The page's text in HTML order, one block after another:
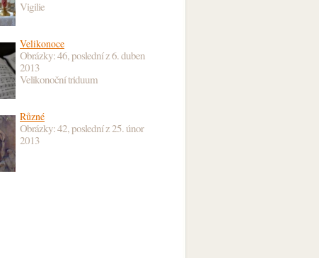
Vigilie
Velikonoce
Obrázky: 46, poslední z6. duben
2013
Velikonoční triduum
Různé
Obrázky: 42, poslední z25. únor
2013